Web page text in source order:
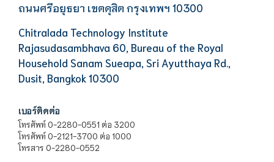
ถนนศรีอยุธยา เขตดุสิต กรุงเทพฯ 10300
Chitralada Technology Institute
Rajasudasambhava 60, Bureau of the Royal
Household Sanam Sueapa, Sri Ayutthaya Rd.,
Dusit, Bangkok 10300
เบอร์ติดต่อ
โทรศัพท์ 0-2280-0551 ต่อ 3200
โทรศัพท์ 0-2121-3700 ต่อ 1000
โทรสาร 0-2280-0552